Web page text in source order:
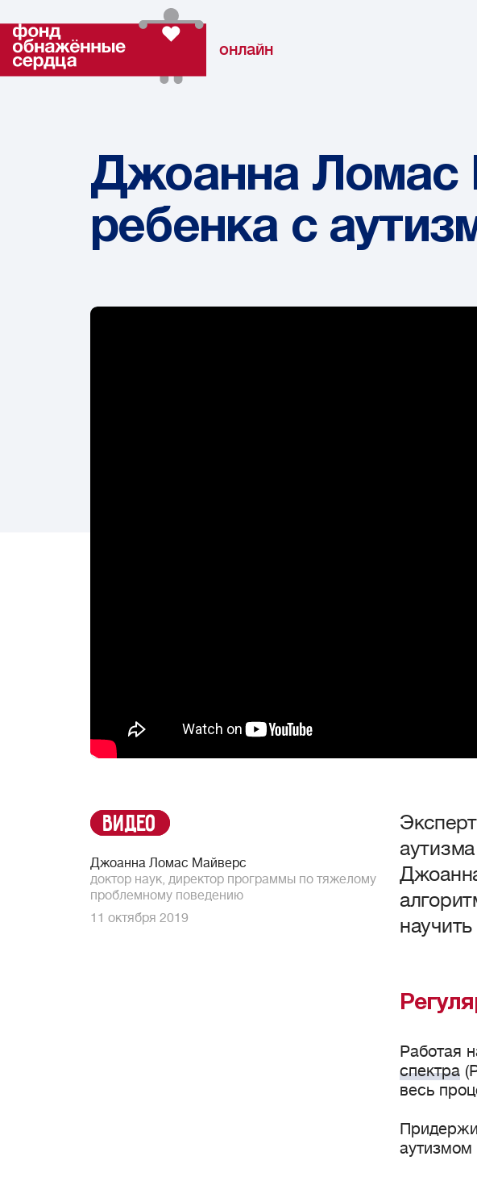
онлайн
Джоанна Ломас
ребенка с
Видео
Джоанна Ломас Майверс
доктор наук, директор программы по тяжелому
проблемному поведению
11 октября 2019
Работая
спектра
весь
аутизмом